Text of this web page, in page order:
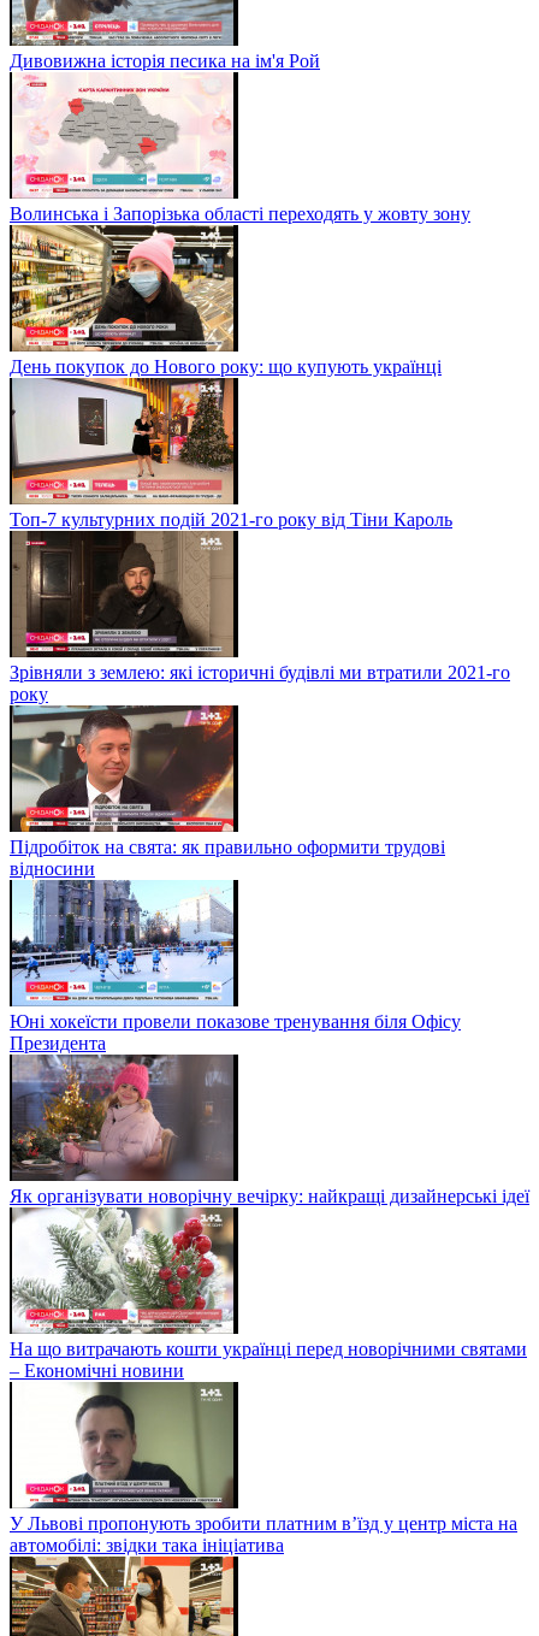
Дивовижна історія песика на ім'я Рой
Волинська і Запорізька області переходять у жовту зону
День покупок до Нового року: що купують українці
Топ-7 культурних подій 2021-го року від Тіни Кароль
Зрівняли з землею: які історичні будівлі ми втратили 2021-го
року
Підробіток на свята: як правильно оформити трудові
відносини
Юні хокеїсти провели показове тренування біля Офісу
Президента
Як організувати новорічну вечірку: найкращі дизайнерські ідеї
На що витрачають кошти українці перед новорічними святами
– Економічні новини
У Львові пропонують зробити платним в’їзд у центр міста на
автомобілі: звідки така ініціатива